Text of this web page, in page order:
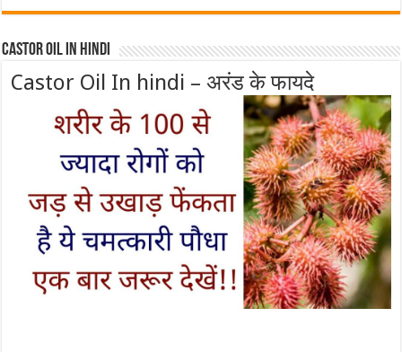
Castor Oil In Hindi
Castor Oil In hindi – अरंड के फायदे